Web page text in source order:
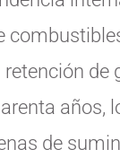
años,
de